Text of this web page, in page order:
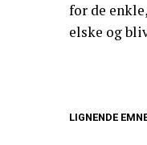
for de
elske og
LIGNENDE